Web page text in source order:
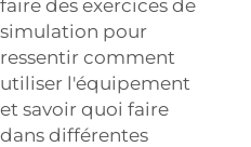
faire des exercices de
simulation pour
ressentir comment
utiliser l'équipement
et savoir quoi faire
dans différentes